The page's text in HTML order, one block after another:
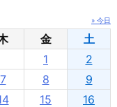
» 今日
金
土
1
2
7 8
9
15
16